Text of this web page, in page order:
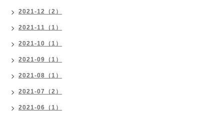
2021-12（2）
2021-11（1）
2021-10（1）
2021-09（1）
2021-08（1）
2021-07（2）
2021-06（1）